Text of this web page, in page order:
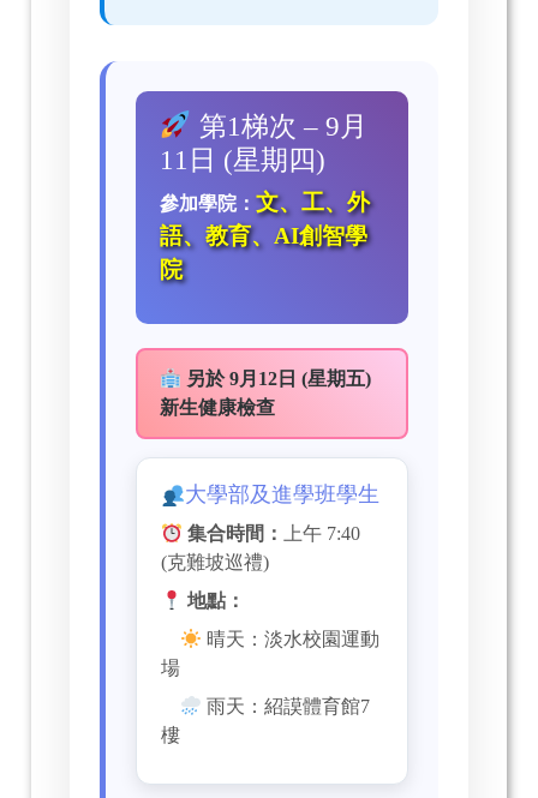
第1梯次 – 9月
11日 (星期四)
參加學院： 文、工、外
語、教育、AI創智學
院
另於 9月12日 (星期五)
新生健康檢查
大學部及進學班學生
集合時間： 上午 7:40
(克難坡巡禮)
地點：
晴天：淡水校園運動
場
雨天：紹謨體育館7
樓